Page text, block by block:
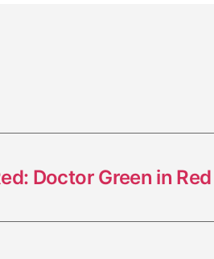
Doctor Green in